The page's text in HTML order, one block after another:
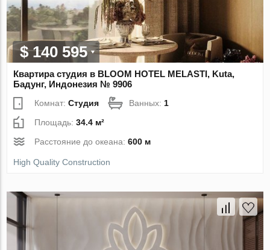
$ 140 595
Квартира студия в BLOOM HOTEL MELASTI, Kuta,
Бадунг, Индонезия № 9906
Комнат:Студия Ванных:1
Площадь:34.4 м²
Расстояние до океана:600 м
High Quality Construction